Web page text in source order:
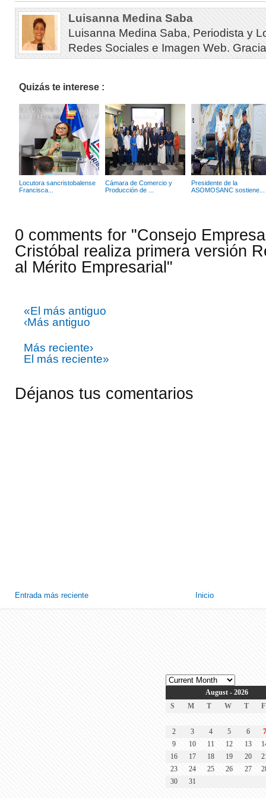
Luisanna Medina Saba
Luisanna Medina Saba, Periodista y
Redes Sociales e Imagen Web.
Quizás te interese :
Locutora sancristobalense
Francisca...
Cámara de Comercio y
Producción de ...
Presidente de la
ASOMOSANC sostiene...
0 comments for "Consejo
Cristóbal realiza primera versión
al Mérito Empresarial"
«El más antiguo
‹Más antiguo
Más reciente›
El más reciente»
Déjanos tus comentarios
Entrada más reciente Inicio
August - 2026
S
M T W T F
2 3 4 5 6
9
10 11 12 13
16
17 18 19 20
23
24 25 26 27
30
31